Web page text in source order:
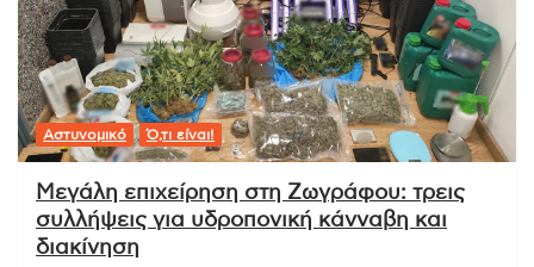
Αστυνομικό Ό,τι είναι!
Μεγάλη επιχείρηση στη Ζωγράφου: τρεις
συλλήψεις για υδροπονική κάνναβη και
διακίνηση